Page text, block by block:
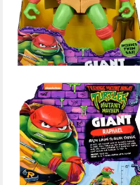
PLAYMATES TOYS
Merchandise-Figur Teenage
Mutant Ninja Turtles: Mutant
Mayhem Action Figur Giant
Raphael
ab 19,01 €
lieferbar - in 8-10 Werktagen bei